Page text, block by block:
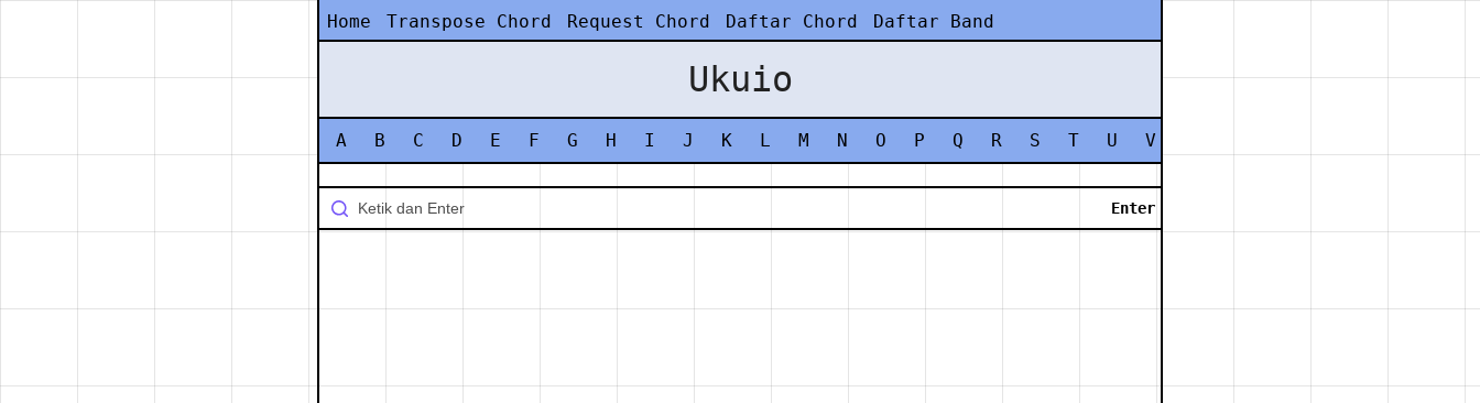
Home Transpose Chord Request Chord Daftar Chord Daftar Band
Ukuio
A B C D E F G H I J K L M N O P Q R S T U V